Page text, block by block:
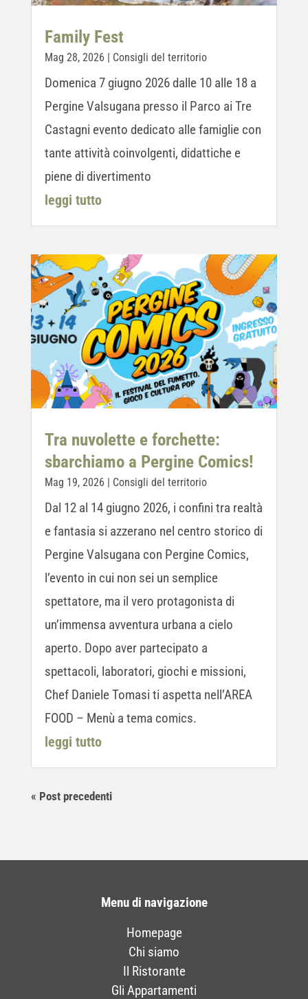
Family Fest
Mag 28, 2026 | Consigli del territorio
Domenica 7 giugno 2026 dalle 10 alle 18 a
Pergine Valsugana presso il Parco ai Tre
Castagni evento dedicato alle famiglie con
tante attività coinvolgenti, didattiche e
piene di divertimento
leggi tutto
Tra nuvolette e forchette:
sbarchiamo a Pergine Comics!
Mag 19, 2026 | Consigli del territorio
Dal 12 al 14 giugno 2026, i confini tra realtà
e fantasia si azzerano nel centro storico di
Pergine Valsugana con Pergine Comics,
l’evento in cui non sei un semplice
spettatore, ma il vero protagonista di
un’immensa avventura urbana a cielo
aperto. Dopo aver partecipato a
spettacoli, laboratori, giochi e missioni,
Chef Daniele Tomasi ti aspetta nell’AREA
FOOD – Menù a tema comics.
leggi tutto
« Post precedenti
Menu di navigazione
Homepage
Chi siamo
Il Ristorante
Gli Appartamenti